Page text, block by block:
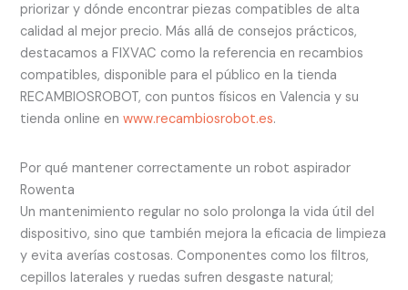
priorizar y dónde encontrar piezas compatibles de alta
calidad al mejor precio. Más allá de consejos prácticos,
destacamos a FIXVAC como la referencia en recambios
compatibles, disponible para el público en la tienda
RECAMBIOSROBOT, con puntos físicos en Valencia y su
tienda online enwww.recambiosrobot.es.
Por qué mantener correctamente un robot aspirador
Rowenta
Un mantenimiento regular no solo prolonga la vida útil del
dispositivo, sino que también mejora la eficacia de limpieza
y evita averías costosas. Componentes como los filtros,
cepillos laterales y ruedas sufren desgaste natural;